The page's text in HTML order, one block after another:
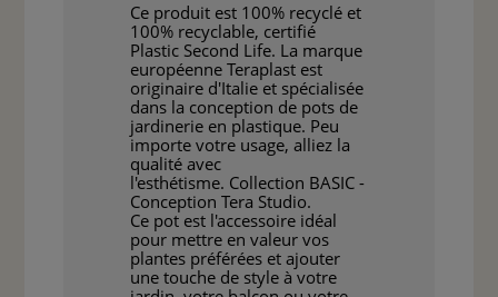
Ce produit est 100% recyclé et
100% recyclable, certifié
Plastic Second Life. La marque
européenne Teraplast est
originaire d'Italie et spécialisée
dans la conception de pots de
jardinerie en plastique. Peu
importe votre usage, alliez la
qualité avec
l'esthétisme. Collection BASIC -
Conception Tera Studio.
Ce pot est l'accessoire idéal
pour mettre en valeur vos
plantes préférées et ajouter
une touche de style à votre